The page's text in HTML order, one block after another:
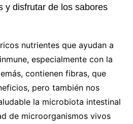
y disfrutar de los sabores
nutrientes que ayudan a
especialmente con la
contienen fibras, que
pero también nos
la microbiota intestinal
de microorganismos vivos